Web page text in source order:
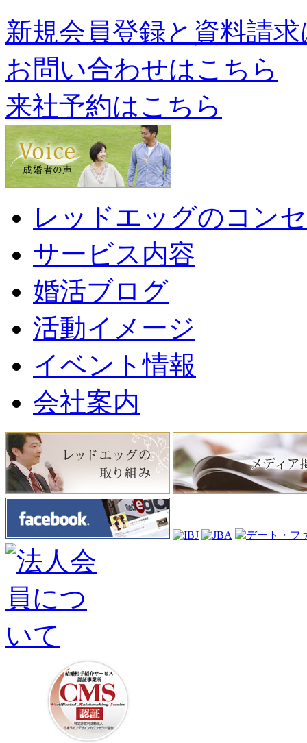
新規会員登録と資料請
お問い合わせはこちら
来社予約はこちら
レッドエッグのコン
サービス内容
婚活ブログ
活動イメージ
イベント情報
会社案内